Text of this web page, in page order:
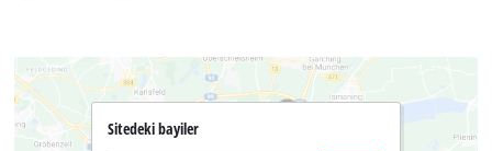
Sitedeki bayiler